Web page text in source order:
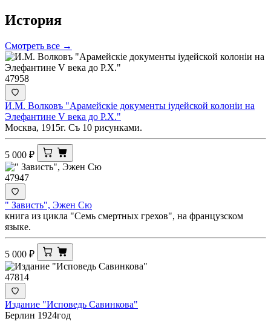
История
Смотреть все →
47958
И.М. Волковъ "Арамейскiе документы iудейской колонiи на
Элефантине V века до Р.Х."
Москва, 1915г. Съ 10 рисунками.
5 000 ₽
47947
" Зависть", Эжен Сю
книга из цикла "Семь смертных грехов", на французском
языке.
5 000 ₽
47814
Издание "Исповедь Савинкова"
Берлин 1924год